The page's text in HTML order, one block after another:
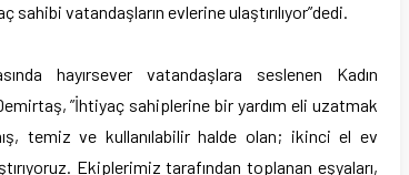
sahibi vatandaşların evlerine ulaştırılıyor”dedi.
hayırsever vatandaşlara seslenen Kadın
”İhtiyaç sahiplerine bir yardım eli uzatmak
temiz ve kullanılabilir halde olan; ikinci el ev
Ekiplerimiz tarafından toplanan eşyaları,